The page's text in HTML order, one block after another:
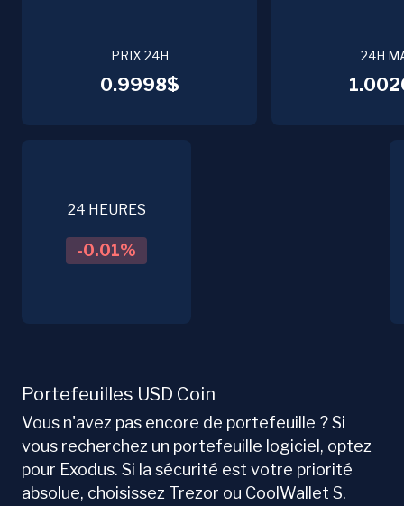
PRIX 24H
0.9998$
24H
24 HEURES
-0.01%
Portefeuilles USD Coin
Vous n'avez pas encore de portefeuille ? Si
vous recherchez un portefeuille logiciel, optez
pour Exodus. Si la sécurité est votre priorité
absolue, choisissez Trezor ou CoolWallet S.